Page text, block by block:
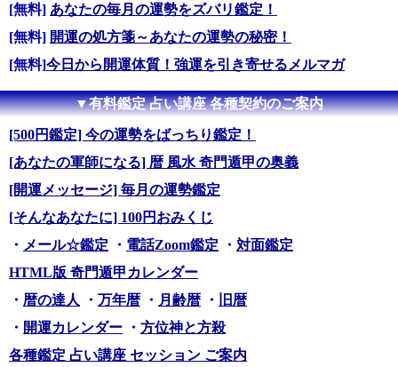
[無料] あなたの毎月の運勢をズバリ鑑定！
[無料] 開運の処方箋～あなたの運勢の秘密！
[無料]今日から開運体質！強運を引き寄せるメルマガ
▼有料鑑定 占い講座 各種契約のご案内
[500円鑑定] 今の運勢をばっちり鑑定！
[あなたの軍師になる] 暦 風水 奇門遁甲の奥義
[開運メッセージ] 毎月の運勢鑑定
[そんなあなたに] 100円おみくじ
・ メール☆鑑定 ・ 電話Zoom鑑定 ・ 対面鑑定
HTML版 奇門遁甲カレンダー
・ 暦の達人 ・ 万年暦 ・ 月齢暦 ・
旧暦
・ 開運カレンダー ・ 方位神と方殺
各種鑑定 占い講座 セッション ご案内